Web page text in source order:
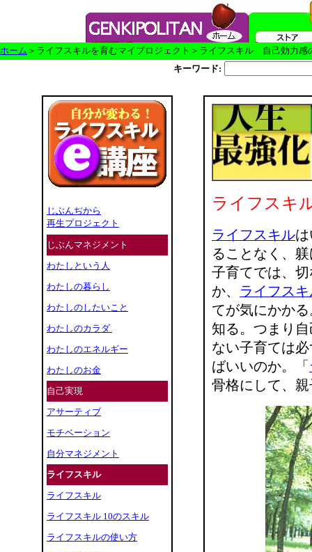
ホーム ＞ライフスキルを育むマイプロジェクト＞ライフスキル 自己効力感
キーワード:
じぶんぢから
再生プロジェクト
じぶんマネジメント
わたしという人
わたしの暮らし
わたしのしたいこと
わたしのカラダ
わたしのエネルギー
わたしのお金
自己実現
アサーティブ
モチベーション
自分マネジメント
ライフスキル
ライフスキル
ライフスキル 10のスキル
ライフスキルの使い方
ライフスキ
ライフスキル
ることなく、
子育てでは、
か、 ライフス
てが気にかか
知る。つまり
ない子育ては
ばいいのか。「
骨格にして、